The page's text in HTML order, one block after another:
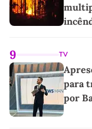
9 TV
para
por